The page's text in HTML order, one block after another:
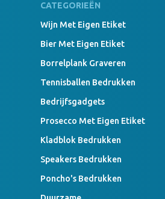
CATEGORIEËN
Wijn Met Eigen Etiket
Bier Met Eigen Etiket
Borrelplank Graveren
Tennisballen Bedrukken
Bedrijfsgadgets
Prosecco Met Eigen Etiket
Kladblok Bedrukken
Speakers Bedrukken
Poncho's Bedrukken